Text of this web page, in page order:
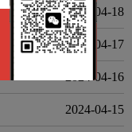
2024-04-18
2024-04-17
2024-04-16
2024-04-15